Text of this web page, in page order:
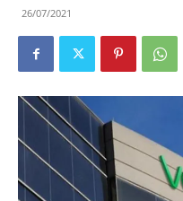
26/07/2021